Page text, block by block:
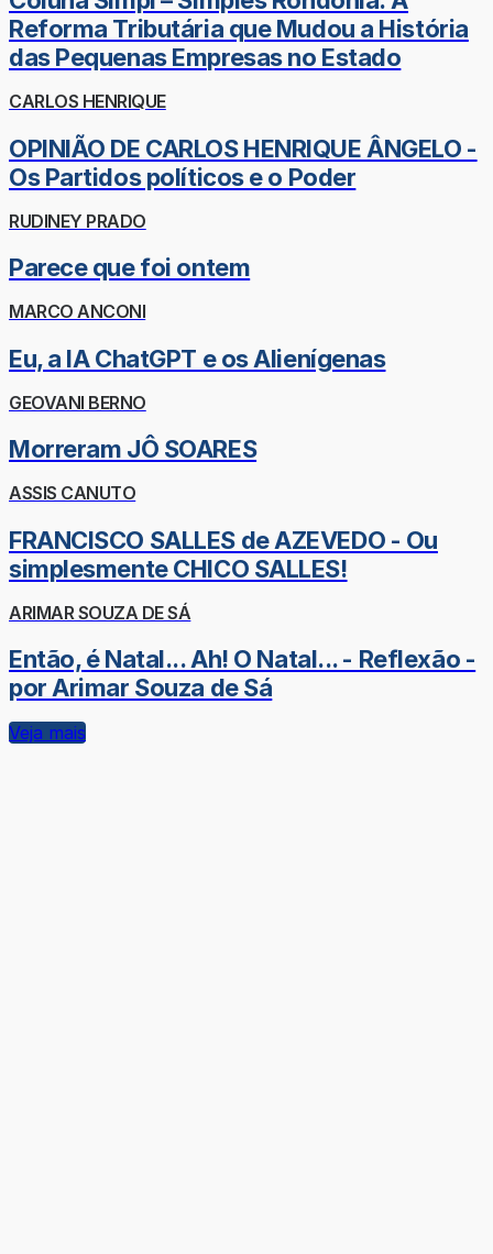
Reforma Tributária que Mudou a História
das Pequenas Empresas no Estado
CARLOS HENRIQUE
OPINIÃO DE CARLOS HENRIQUE ÂNGELO -
Os Partidos políticos e o Poder
RUDINEY PRADO
Parece que foi ontem
MARCO ANCONI
Eu, a IA ChatGPT e os Alienígenas
GEOVANI BERNO
Morreram JÔ SOARES
ASSIS CANUTO
FRANCISCO SALLES de AZEVEDO - Ou
simplesmente CHICO SALLES!
ARIMAR SOUZA DE SÁ
Então, é Natal... Ah! O Natal... - Reflexão -
por Arimar Souza de Sá
Veja mais